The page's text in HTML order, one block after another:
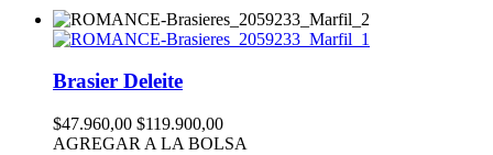
Brasier Deleite
$47.960,00 $119.900,00
AGREGAR A LA BOLSA